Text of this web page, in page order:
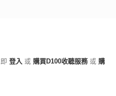
登入 或 購買D100收聽服務 或 購